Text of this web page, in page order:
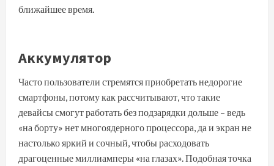
ближайшее время.
Аккумулятор
Часто пользователи стремятся приобретать недорогие
смартфоны, потому как рассчитывают, что такие
девайсы смогут работать без подзарядки дольше – ведь
«на борту» нет многоядерного процессора, да и экран не
настолько яркий и сочный, чтобы расходовать
драгоценные миллиамперы «на глазах». Подобная точка